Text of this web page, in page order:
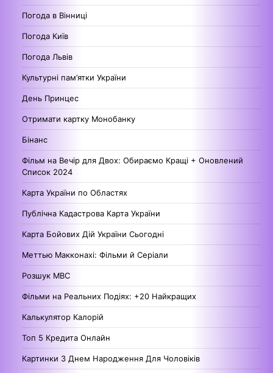
Погода в Вінниці
Погода Київ
Погода Львів
Культурні пам’ятки України
День Принцес
Отримати картку Монобанку
Бінанс
Фільм на Вечір для Двох: Обираємо Кращі + Оновлений
Список 2024
Карта України по Областях
Публічна Кадастрова Карта України
Карта Бойових Дій України Сьогодні
Меттью Макконахі: Фільми й Серіали
Розшук МВС
Фільми на Реальних Подіях: +20 Найкращих
Калькулятор Калорій
Топ 5 Кредита Онлайн
Картинки З Днем Народження Для Чоловіків